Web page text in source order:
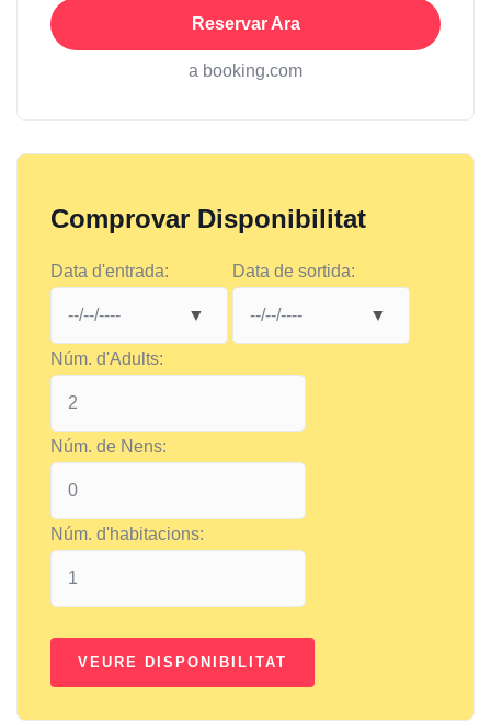
Reservar Ara
a booking.com
Comprovar Disponibilitat
Data d'entrada: Data de sortida:
Núm. d'Adults:
Núm. de Nens:
Núm. d'habitacions: